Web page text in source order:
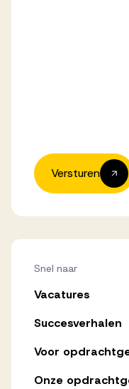
Versturen
Snel naar
Vacatures
Succesverhalen
Voor
Onze